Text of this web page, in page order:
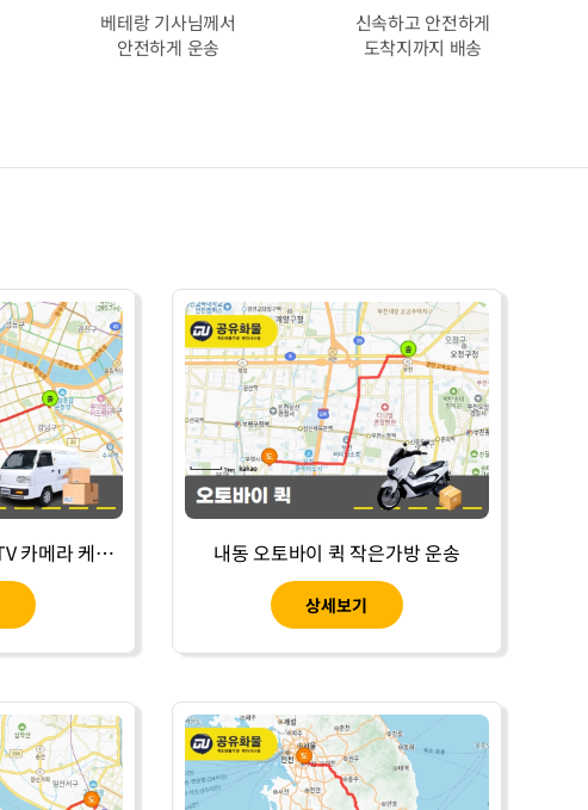
베테랑 기사님께서
안전하게 운송
신속하고 안전하게
도착지까지 배송
대치동 다마스 용달 CCTV 카메라 케이블 운송 내동 오토바이 퀵 작은가방 운송
상세보기